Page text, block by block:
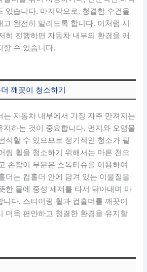
있습니다. 마지막으로, 청결한 수건을
고 완전히 말리도록 합니다. 이처럼 시
히 진행하면 자동차 내부의 환경을 깨
할 수 있습니다.
깨끗이 청소하기
는 자동차 내부에서 가장 자주 만져지는
지하는 것이 중요합니다. 먼지와 오염물
식할 수 있으므로 정기적인 청소가 필
링 휠을 청소하기 위해서는 마른 천으
손잡이 부분은 소독티슈를 이용하여
더는 컵홀더 안에 담겨 있는 이물질을
한 물에 중성 세제를 타서 닦아내며 마
다. 스티어링 휠과 컵홀더를 깨끗이
더욱 편안하고 청결한 환경을 유지할